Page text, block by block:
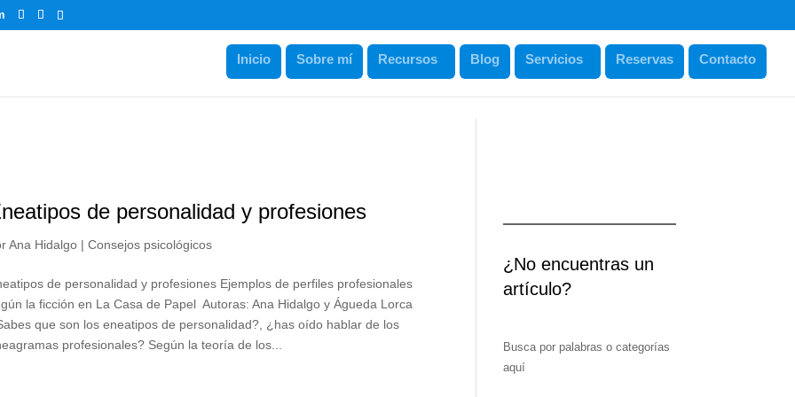
Inicio Sobre mí Recursos Blog Servicios Reservas Contacto
de personalidad y profesiones
Ana Hidalgo |Consejos psicológicos
de personalidad y profesiones Ejemplos de perfiles profesionales
la ficción en La Casa de Papel Autoras: Ana Hidalgo y Águeda Lorca
que son los eneatipos de personalidad?, ¿has oído hablar de los
profesionales? Según la teoría de los...
¿No encuentras un
artículo?
Busca por palabras o categorías
aquí